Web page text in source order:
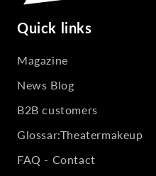
Quick links
Magazine
News Blog
B2B customers
Glossar:Theatermakeup
FAQ - Contact